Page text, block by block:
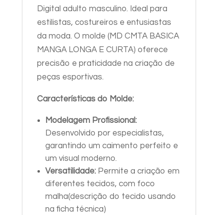
Digital adulto masculino. Ideal para
estilistas, costureiros e entusiastas
da moda. O molde (MD CMTA BASICA
MANGA LONGA E CURTA) oferece
precisão e praticidade na criação de
peças esportivas.
Características do Molde:
Modelagem Profissional:
Desenvolvido por especialistas,
garantindo um caimento perfeito e
um visual moderno.
Versatilidade:Permite a criação em
diferentes tecidos, com foco
malha(descrição do tecido usando
na ficha técnica)